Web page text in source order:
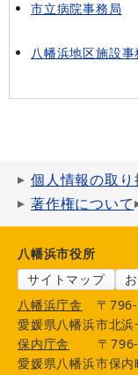
市立病院事務局
八幡浜地区施設事
個人情報の取
著作権について
八幡浜市役所
サイトマップ
八幡浜庁舎
〒
愛媛県八幡浜市北
保内庁舎
〒
愛媛県八幡浜市保